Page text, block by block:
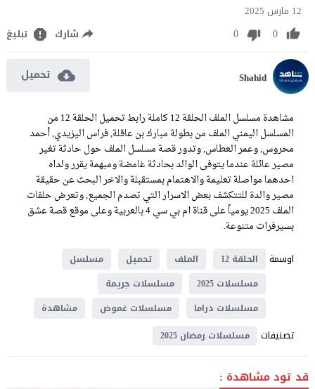
12 مارس 2025
0
0 شارك تبليغ
Shahid تحميل
مشاهدة مسلسل الملف الحلقة 12 كاملة رابط تحميل الحلقة 12 من
المسلسل اليمني الملف من بطولة مبارك بن عاقلة, فراس اليزيدي, أحمد
محروس, وعمر العطاس, وتدور قصة مسلسل الملف حول حادثة تغير
مصير عائلة عندما يتوفى الوالد بحادثة غامضة ومبهمة يقرر ولداه
احدهما مواصلة تعليمة والاهتمام بمستقبلة والاخر البحث عن حقيقة
مصير والدة للتتكشف بعض الاسرار التي تصدم الجميع, وتعرض حلقات
الملف 2025 يومياً على قناة ام بي سي 4 بالعربية وعلى موقع قصة عشق
بسيرفرات متنوعة.
اوسمة
الحلقة 12 الملف تحميل
مسلسل
مسلسلات 2025
مسلسلات جريمة
مسلسلات دراما
مسلسلات غموض مشاهدة
تصنيفات مسلسلات رمضان 2025
قد تود مشاهدة :